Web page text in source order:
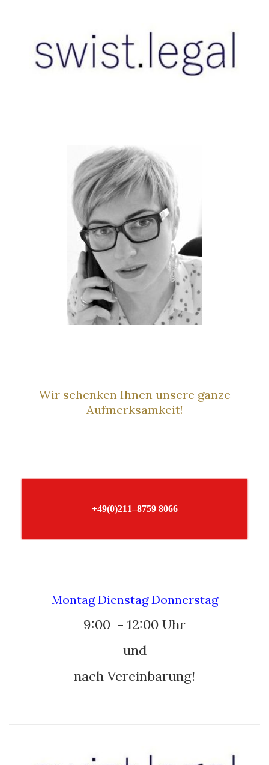
Wir schenken Ihnen unsere ganze
Aufmerksamkeit!
+49(0)211–8759 8066
Montag Dienstag Donnerstag
9:00 - 12:00 Uhr
und
nach Vereinbarung!